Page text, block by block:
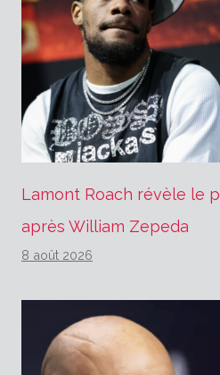
Lamont Roach révèle le
après William Zepeda
8 août 2026